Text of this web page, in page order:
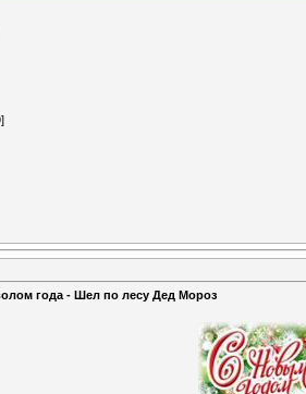
года - Шел по лесу Дед Мороз